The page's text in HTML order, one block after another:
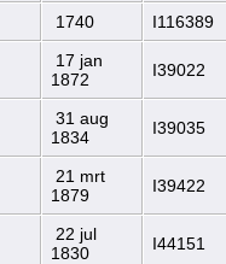
1740 I116389
17 jan
1872
I39022
31 aug
1834
I39035
21 mrt
1879
I39422
22 jul
1830
I44151